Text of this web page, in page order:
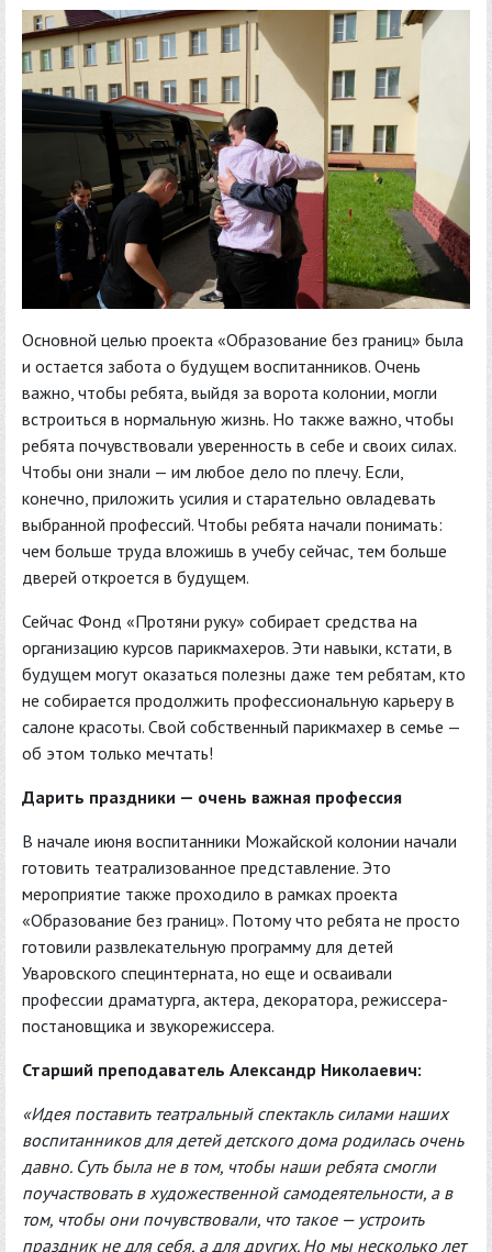
Основной целью проекта «Образование без границ» была
и остается забота о будущем воспитанников. Очень
важно, чтобы ребята, выйдя за ворота колонии, могли
встроиться в нормальную жизнь. Но также важно, чтобы
ребята почувствовали уверенность в себе и своих силах.
Чтобы они знали — им любое дело по плечу. Если,
конечно, приложить усилия и старательно овладевать
выбранной профессий. Чтобы ребята начали понимать:
чем больше труда вложишь в учебу сейчас, тем больше
дверей откроется в будущем.
Сейчас Фонд «Протяни руку» собирает средства на
организацию курсов парикмахеров. Эти навыки, кстати, в
будущем могут оказаться полезны даже тем ребятам, кто
не собирается продолжить профессиональную карьеру в
салоне красоты. Свой собственный парикмахер в семье —
об этом только мечтать!
Дарить праздники — очень важная профессия
В начале июня воспитанники Можайской колонии начали
готовить театрализованное представление. Это
мероприятие также проходило в рамках проекта
«Образование без границ». Потому что ребята не просто
готовили развлекательную программу для детей
Уваровского специнтерната, но еще и осваивали
профессии драматурга, актера, декоратора, режиссера-
постановщика и звукорежиссера.
Старший преподаватель Александр Николаевич:
«Идея поставить театральный спектакль силами наших
воспитанников для детей детского дома родилась очень
давно. Суть была не в том, чтобы наши ребята смогли
поучаствовать в художественной самодеятельности, а в
том, чтобы они почувствовали, что такое — устроить
праздник не для себя, а для других. Но мы несколько лет